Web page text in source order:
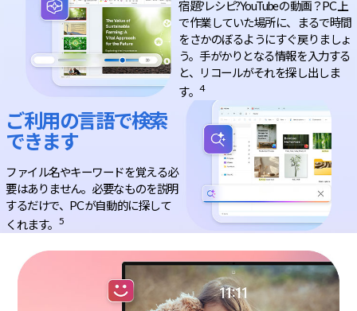
宿題?レシピ?YouTube の動画？PC 上
で作業していた場所に、まるで時間
をさかのぼるようにすぐ戻りましょ
う。手がかりとなる情報を入力する
と、リコールがそれを探し出しま
す。4
ご利用の言語で検索
できます
ファイル名やキーワードを覚える必
要はありません。必要なものを説明
するだけで、PC が自動的に探して
くれます。 5